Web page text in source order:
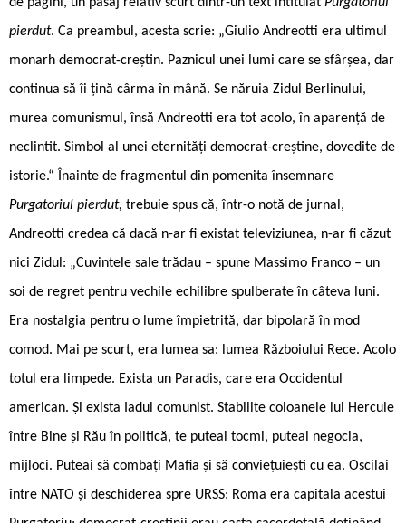
pierdut. Ca preambul, acesta scrie: „Giulio Andreotti era ultimul
monarh democrat-creștin. Paznicul unei lumi care se sfârșea, dar
continua să îi țină cârma în mână. Se năruia Zidul Berlinului,
murea comunismul, însă Andreotti era tot acolo, în aparență de
neclintit. Simbol al unei eternități democrat-creștine, dovedite de
istorie.“ Înainte de fragmentul din pomenita însemnare
Purgatoriul pierdut, trebuie spus că, într-o notă de jurnal,
Andreotti credea că dacă n-ar fi existat televiziunea, n-ar fi căzut
nici Zidul: „Cuvintele sale trădau – spune Massimo Franco – un
soi de regret pentru vechile echilibre spulberate în câteva luni.
Era nostalgia pentru o lume împietrită, dar bipolară în mod
comod. Mai pe scurt, era lumea sa: lumea Războiului Rece. Acolo
totul era limpede. Exista un Paradis, care era Occidentul
american. Și exista Iadul comunist. Stabilite coloanele lui Hercule
între Bine și Rău în politică, te puteai tocmi, puteai negocia,
mijloci. Puteai să combați Mafia și să conviețuiești cu ea. Oscilai
între NATO și deschiderea spre URSS: Roma era capitala acestui